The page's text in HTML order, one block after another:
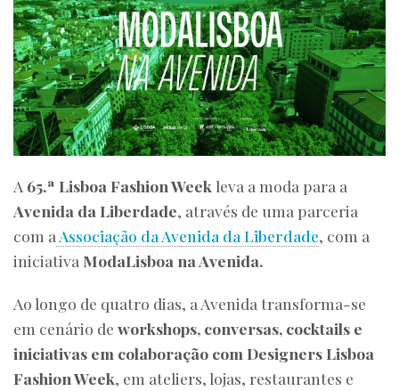
A 65.ª Lisboa Fashion Week leva a moda para a
Avenida da Liberdade, através de uma parceria
com a Associação da Avenida da Liberdade, com a
iniciativa ModaLisboa na Avenida.
Ao longo de quatro dias, a Avenida transforma-se
em cenário de workshops, conversas, cocktails e
iniciativas em colaboração com Designers Lisboa
Fashion Week, em ateliers, lojas, restaurantes e